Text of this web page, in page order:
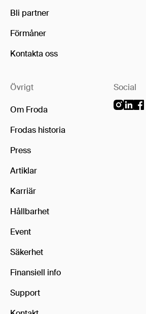
Bli partner
Förmåner
Kontakta oss
Övrigt
Om Froda
Frodas historia
Press
Artiklar
Karriär
Hållbarhet
Event
Säkerhet
Finansiell info
Support
Social